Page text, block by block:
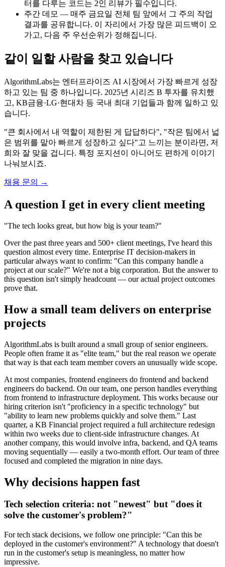
터를 다루는 코드는 2인 리뷰가 필수입니다.
주간 데모 — 매주 금요일 전체 팀 앞에서 그 주의 작업
결과를 공유합니다. 이 자리에서 가장 많은 피드백이 오
가고, 다음 주 우선순위가 정해집니다.
같이 일할 사람을 찾고 있습니다
AlgorithmLabs는 엔터프라이즈 AI 시장에서 가장 빠르게 성장
하고 있는 팀 중 하나입니다. 2025년 시리즈 B 투자를 유치했
고, KB금융·LG·현대차 등 국내 최대 기업들과 함께 일하고 있
습니다.
"큰 회사에서 내 역할이 제한된 게 답답하다", "작은 팀에서 넓
은 범위를 맡아 빠르게 성장하고 싶다"고 느끼는 분이라면, 저
희와 잘 맞을 겁니다. 특정 포지션이 아니어도 편하게 이야기
나눠보시죠.
채용 문의 →
A question I get in every client meeting
"The tech looks great, but how big is your team?"
Over the past three years and 500+ client meetings, I've heard this
question almost every time. Enterprise IT decision-makers in
particular always want to confirm: "Can this company handle a
project at our scale?" We're not a big corporation. But the answer to
this question isn't simply headcount — our actual project outcomes
prove that.
How a small team delivers on enterprise
projects
AlgorithmLabs is built around a small group of senior engineers.
People often frame it as "elite team," but the real reason we operate
that way is that each team member covers an unusually wide scope.
At most companies, frontend engineers do frontend and backend
engineers do backend. On our team, one person handles everything
from frontend to infrastructure deployment. This works because our
hiring criterion isn't "proficiency in a specific technology" but
"ability to learn new problems quickly and solve them." Last
quarter, a KB Financial project required a full architecture redesign
within two weeks due to client-side infrastructure changes. At
another company, this would involve infra, backend, and QA teams
moving sequentially — easily a two-month effort. Our team of three
focused and completed the migration in nine days.
Why decisions happen fast
Tech selection criteria: not "newest" but "does it
solve the customer's problem?"
For tech stack decisions, we follow one principle: "Can this be
deployed in the customer's environment?" A technology that doesn't
run in the customer's setup is meaningless, no matter how
impressive.